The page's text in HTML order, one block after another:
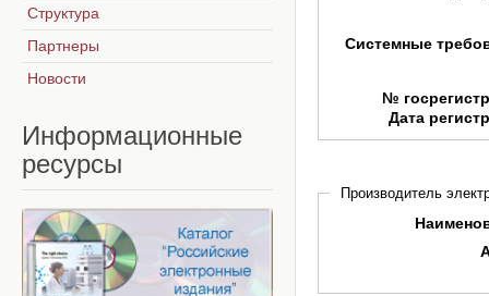
Системные
№
Дата
Производитель
Структура
Партнеры
Новости
Информационные
ресурсы